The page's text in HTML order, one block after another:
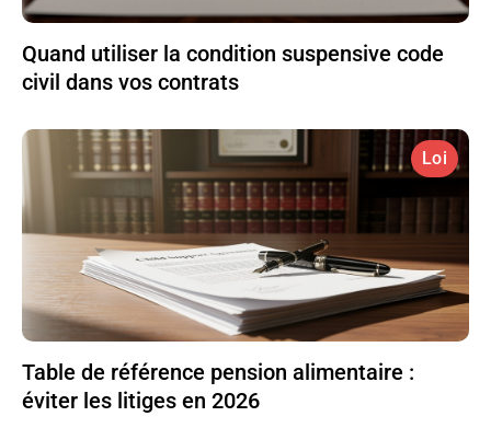
Quand utiliser la condition suspensive code
civil dans vos contrats
Loi
Table de référence pension alimentaire :
éviter les litiges en 2026